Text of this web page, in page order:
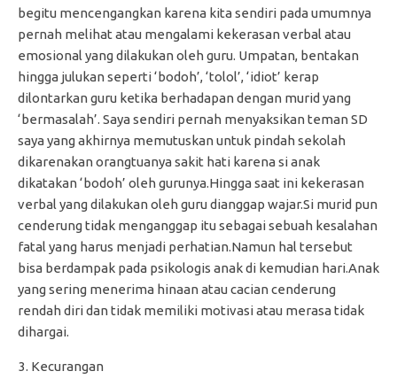
begitu mencengangkan karena kita sendiri pada umumnya
pernah melihat atau mengalami kekerasan verbal atau
emosional yang dilakukan oleh guru. Umpatan, bentakan
hingga julukan seperti ‘bodoh’, ‘tolol’, ‘idiot’ kerap
dilontarkan guru ketika berhadapan dengan murid yang
‘bermasalah’. Saya sendiri pernah menyaksikan teman SD
saya yang akhirnya memutuskan untuk pindah sekolah
dikarenakan orangtuanya sakit hati karena si anak
dikatakan ‘bodoh’ oleh gurunya.Hingga saat ini kekerasan
verbal yang dilakukan oleh guru dianggap wajar.Si murid pun
cenderung tidak menganggap itu sebagai sebuah kesalahan
fatal yang harus menjadi perhatian.Namun hal tersebut
bisa berdampak pada psikologis anak di kemudian hari.Anak
yang sering menerima hinaan atau cacian cenderung
rendah diri dan tidak memiliki motivasi atau merasa tidak
dihargai.
Kecurangan